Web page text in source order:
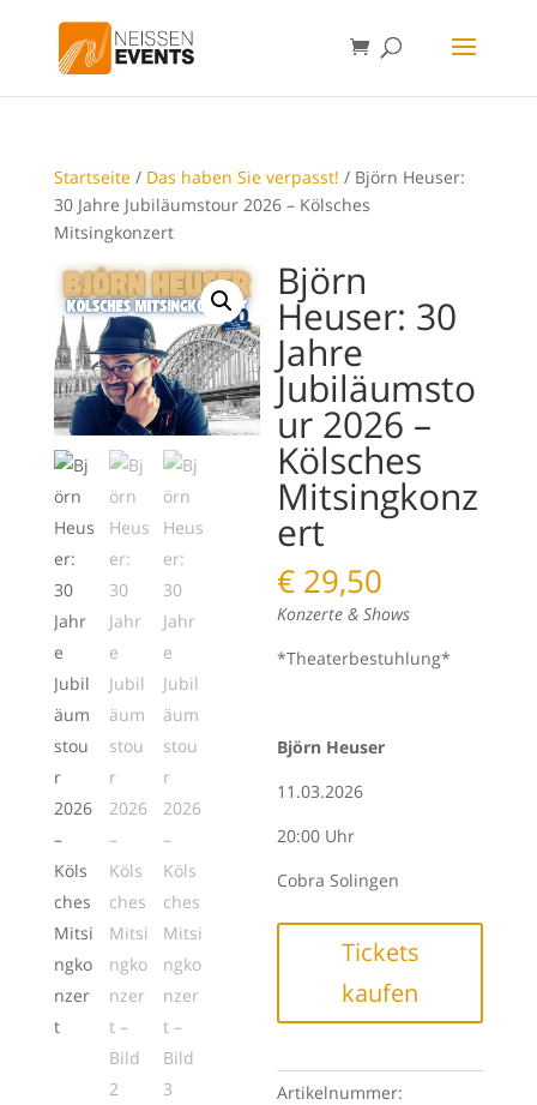
Startseite / Das haben Sie verpasst! / Björn Heuser:
30 Jahre Jubiläumstour 2026 – Kölsches
Mitsingkonzert
Björn
Heuser: 30
Jahre
Jubiläumsto
ur 2026 –
Kölsches
Mitsingkonz
ert
€ 29,50
Konzerte & Shows
*Theaterbestuhlung*
Björn Heuser
11.03.2026
20:00 Uhr
Cobra Solingen
Tickets
kaufen
Artikelnummer: